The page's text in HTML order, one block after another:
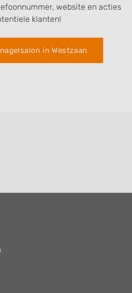
website en acties
klanten!
in Westzaan